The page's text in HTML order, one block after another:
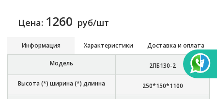
Цена: 1260 руб/шт
Информация Характеристики Доставка и оплата
Модель 2ПБ130-2
Высота (*) ширина (*) длинна 250*150*1100